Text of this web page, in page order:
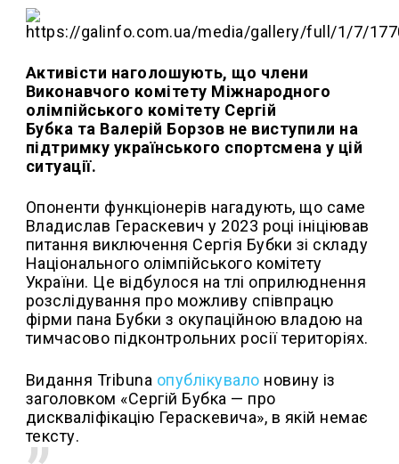
Активісти наголошують, що члени
Виконавчого комітету Міжнародного
олімпійського комітету Сергій
Бубка та Валерій Борзов не виступили на
підтримку українського спортсмена у цій
ситуації.
Опоненти функціонерів нагадують, що саме
Владислав Гераскевич у 2023 році ініціював
питання виключення Сергія Бубки зі складу
Національного олімпійського комітету
України. Це відбулося на тлі оприлюднення
розслідування про можливу співпрацю
фірми пана Бубки з окупаційною владою на
тимчасово підконтрольних росії територіях.
Видання Tribuna опублікувало новину із
заголовком «Сергій Бубка — про
дискваліфікацію Гераскевича», в якій немає
тексту.